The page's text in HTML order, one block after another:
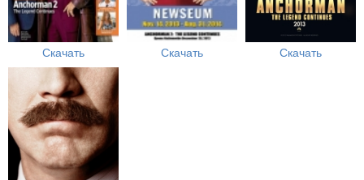
Скачать Скачать Скачать